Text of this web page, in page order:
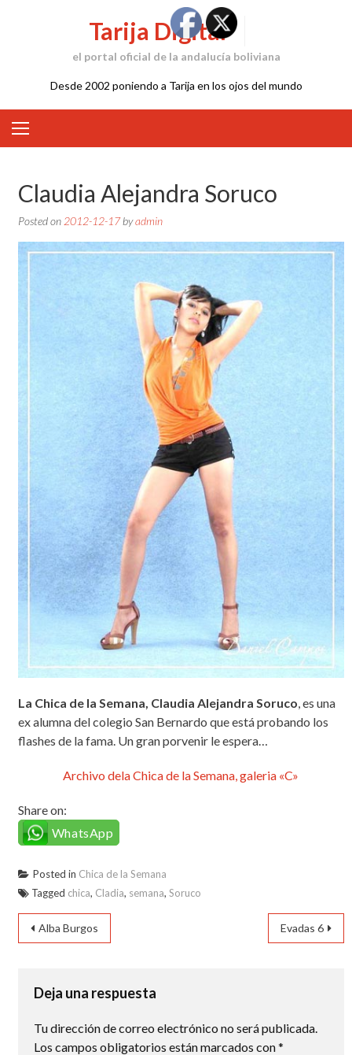
Tarija Digital
el portal oficial de la andalucía boliviana
Desde 2002 poniendo a Tarija en los ojos del mundo
Claudia Alejandra Soruco
Posted on 2012-12-17byadmin
La Chica de la Semana, Claudia Alejandra Soruco , es una
ex alumna del colegio San Bernardo que está probando los
flashes de la fama. Un gran porvenir le espera…
Archivo dela Chica de la Semana, galeria «C»
Share on:
WhatsApp
Posted in Chica de la Semana
Tagged chica, Cladia, semana, Soruco
Navegación
entradas
Alba Burgos Evadas 6
Deja una respuesta
Tu dirección de correo electrónico no será publicada.
Los campos obligatorios están marcados con*